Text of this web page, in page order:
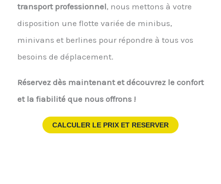
transport professionnel, nous mettons à votre
disposition une flotte variée de minibus,
minivans et berlines pour répondre à tous vos
besoins de déplacement.
Réservez dès maintenant et découvrez le confort
et la fiabilité que nous offrons !
CALCULER LE PRIX ET RESERVER